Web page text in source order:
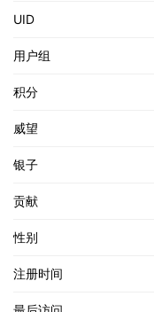
UID
用户组
积分
威望
银子
贡献
性别
注册时间